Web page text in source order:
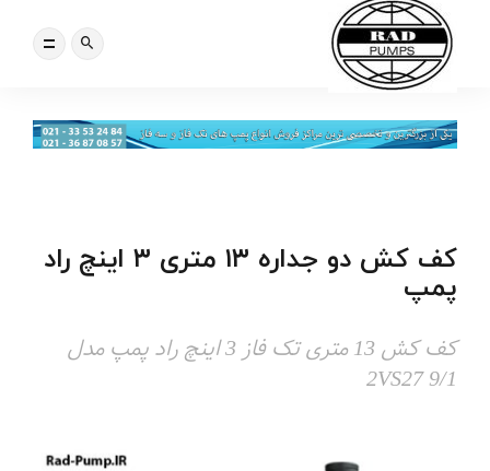
کف کش دو جداره ۱۳ متری ۳ اینچ راد
پمپ
کف کش 13 متری تک فاز 3 اینچ راد پمپ مدل
2VS27 9/1